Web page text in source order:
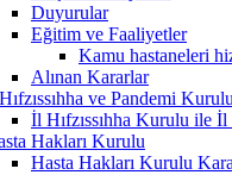
Duyurular
Eğitim ve Faaliyetler
Kamu hastaneleri
Alınan Kararlar
ve Pandemi
İl Hıfzıssıhha Kurulu ile
Hakları Kurulu
Hasta Hakları Kurulu